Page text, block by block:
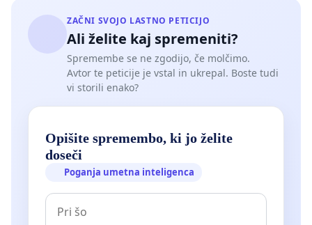
ZAČNI SVOJO LASTNO PETICIJO
Ali želite kaj spremeniti?
Spremembe se ne zgodijo, če molčimo.
Avtor te peticije je vstal in ukrepal. Boste tudi
vi storili enako?
Opišite spremembo, ki jo želite
doseči
Poganja umetna inteligenca